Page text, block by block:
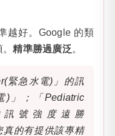
越好。Google 的類
。精準勝過廣泛 。
緊急水電)」的訊
)」；「Pediatric
訊號強度遠勝
真的有提供該專精